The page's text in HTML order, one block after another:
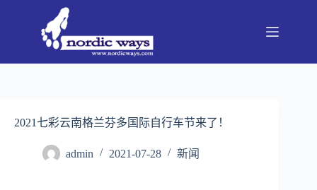
2021七彩云南格兰芬多国际自行车节来了！
admin 2021-07-28 新闻